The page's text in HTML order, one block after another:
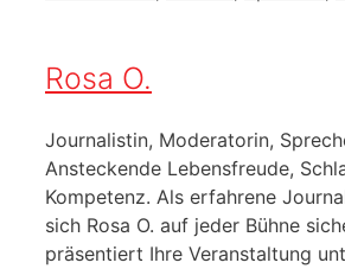
Rosa O.
Journalistin, Moderatorin,
Ansteckende Lebensfreude,
Kompetenz. Als erfahrene
sich Rosa O. auf jeder Bühne
präsentiert Ihre Veranstaltung